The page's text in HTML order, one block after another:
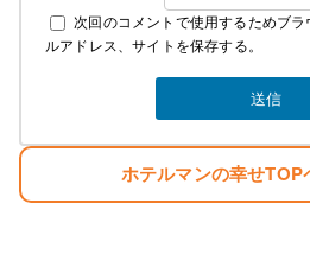
次回のコメントで使用するためブ
ルアドレス、サイトを保存する。
ホテルマンの幸せTOP